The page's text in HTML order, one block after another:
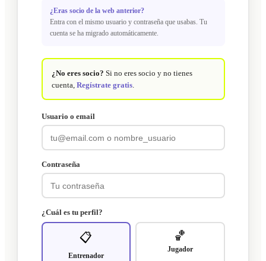
¿Eras socio de la web anterior?
Entra con el mismo usuario y contraseña que usabas. Tu
cuenta se ha migrado automáticamente.
¿No eres socio? Si no eres socio y no tienes
cuenta, Regístrate gratis
Usuario o email
Contraseña
¿Cuál es tu perfil?
📋
Entrenador
🏀
Jugador